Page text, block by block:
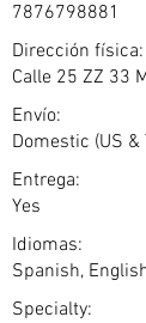
7876798881
Dirección física:
Calle 25 ZZ 33
Envío:
Domestic (US
Entrega:
Yes
Idiomas:
Spanish,
Specialty: